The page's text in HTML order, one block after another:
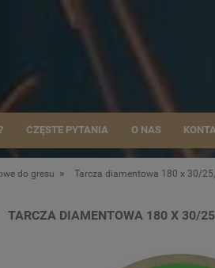
CZĘSTE PYTANIA O NAS
do gresu » Tarcza diamentowa 180 x 30/
TARCZA DIAMENTOWA 180 X 30/